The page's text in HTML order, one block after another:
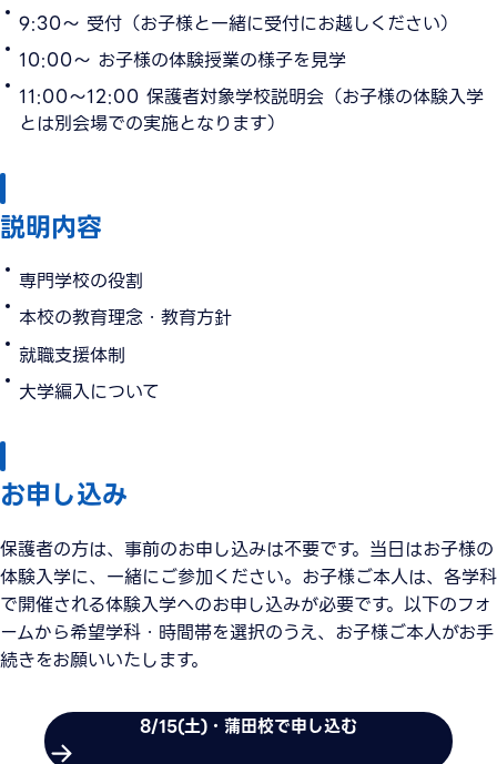
9:30～ 受付（お子様と一緒に受付にお越しください）
10:00～ お子様の体験授業の様子を見学
11:00～12:00 保護者対象学校説明会（お子様の体験入学
とは別会場での実施となります）
説明内容
専門学校の役割
本校の教育理念・教育方針
就職支援体制
大学編入について
お申し込み
保護者の方は、事前のお申し込みは不要です。当日はお子様の
体験入学に、一緒にご参加ください。お子様ご本人は、各学科
で開催される体験入学へのお申し込みが必要です。以下のフォ
ームから希望学科・時間帯を選択のうえ、お子様ご本人がお手
続きをお願いいたします。
8/15(土)・蒲田校で申し込む